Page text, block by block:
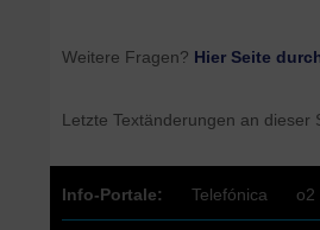
Weitere Fragen? Hier Seite
Letzte Textänderungen an dieser
Info-Portale: Telefónica o2